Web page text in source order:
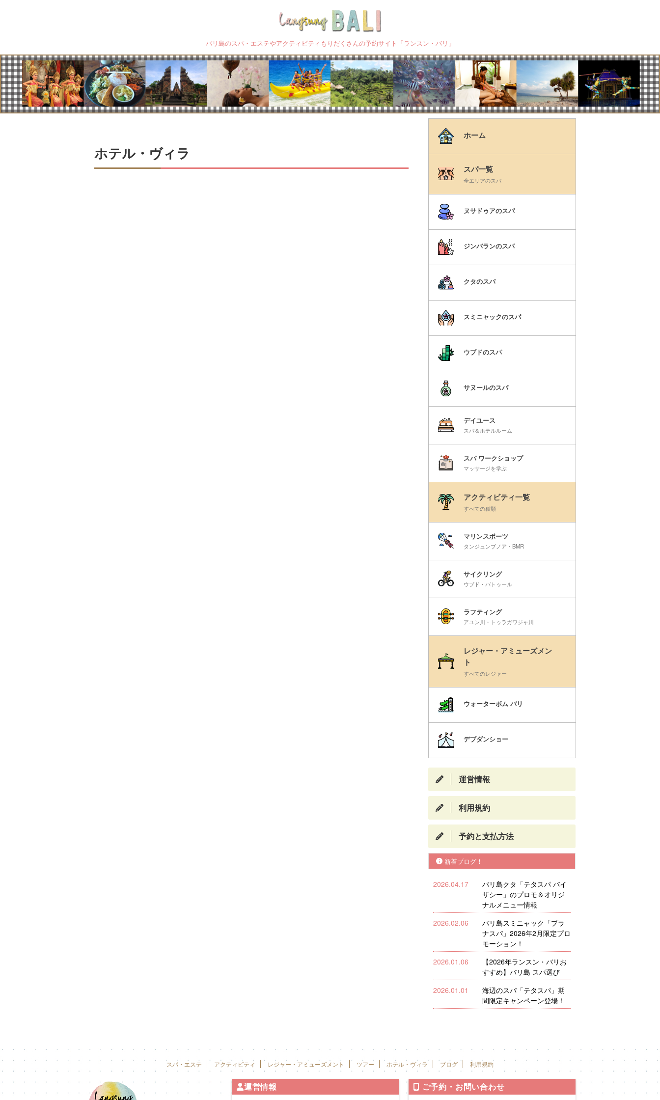
バリ島のスパ・エステやアクティビティもりだくさんの予約サイト「ランスン・バリ」
ホテル・ヴィラ
ホーム
スパ一覧
全エリアのスパ
ヌサドゥアのスパ
ジンバランのスパ
クタのスパ
スミニャックのスパ
ウブドのスパ
サヌールのスパ
デイユース
スパ＆ホテルルーム
スパ ワークショップ
マッサージを学ぶ
アクティビティ一覧
すべての種類
マリンスポーツ
タンジュンブノア・BMR
サイクリング
ウブド・バトゥール
ラフティング
アユン川・トゥラガワジャ川
レジャー・アミューズメン
ト
すべてのレジャー
ウォーターボム バリ
デブダンショー
運営情報
利用規約
予約と支払方法
新着ブログ！
2026.04.17
バリ島クタ「テタスパ バイ
ザシー」のプロモ＆オリジ
ナルメニュー情報
2026.02.06
バリ島スミニャック「プラ
ナスパ」2026年2月限定プロ
モーション！
2026.01.06
【2026年ランスン・バリお
すすめ】バリ島 スパ選び
2026.01.01
海辺のスパ「テタスパ」期
間限定キャンペーン登場！
スパ・エステ アクティビティ レジャー・アミューズメント ツアー ホテル・ヴィラ ブログ 利用規約
運営情報 ご予約・お問い合わせ